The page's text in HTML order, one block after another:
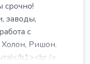
срочно!
заводы,
с
Ришон.
h1><br />